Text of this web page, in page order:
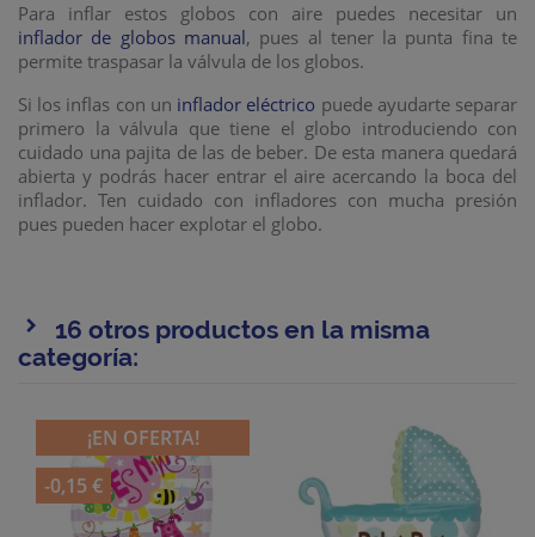
Para inflar estos globos con aire puedes necesitar un
inflador de globos manual, pues al tener la punta fina te
permite traspasar la válvula de los globos.
Si los inflas con un inflador eléctrico puede ayudarte separar
primero la válvula que tiene el globo introduciendo con
cuidado una pajita de las de beber. De esta manera quedará
abierta y podrás hacer entrar el aire acercando la boca del
inflador. Ten cuidado con infladores con mucha presión
pues pueden hacer explotar el globo.
16 otros productos en la misma
categoría:
¡EN OFERTA!
-0,15 €